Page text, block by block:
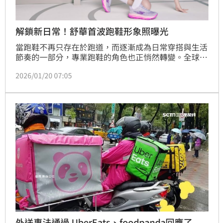
解鎖新日常！舒華首波跑鞋形象照曝光
當跑鞋不再只存在於跑道，而逐漸成為日常穿搭與生活
節奏的一部分，專業跑鞋的角色也正悄然轉變。全球舒
形象照，透過 AERO BURST 旗艦級高緩震跑鞋系列，
跑鞋如何自然融入日常風格，成為兼具機能與風格的舒
適存在，為跑鞋市場開啟全新風格想像。
2026/01/20 07:05